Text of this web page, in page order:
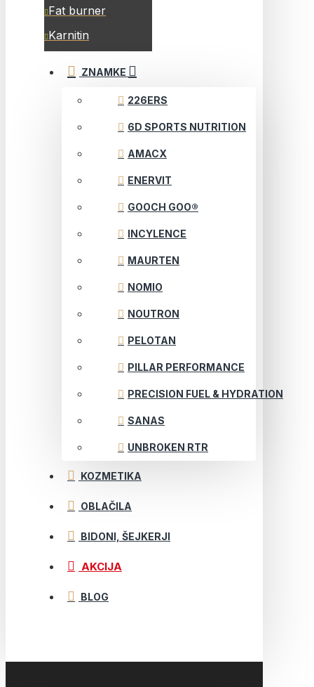
Fat burner
Karnitin
ZNAMKE
226ERS
6D SPORTS NUTRITION
AMACX
ENERVIT
GOOCH GOO®
INCYLENCE
MAURTEN
NOMIO
NOUTRON
PELOTAN
PILLAR PERFORMANCE
PRECISION FUEL & HYDRATION
SANAS
UNBROKEN RTR
KOZMETIKA
OBLAČILA
BIDONI, ŠEJKERJI
AKCIJA
BLOG